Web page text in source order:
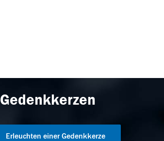
Gedenkkerzen
Erleuchten einer Gedenkkerze